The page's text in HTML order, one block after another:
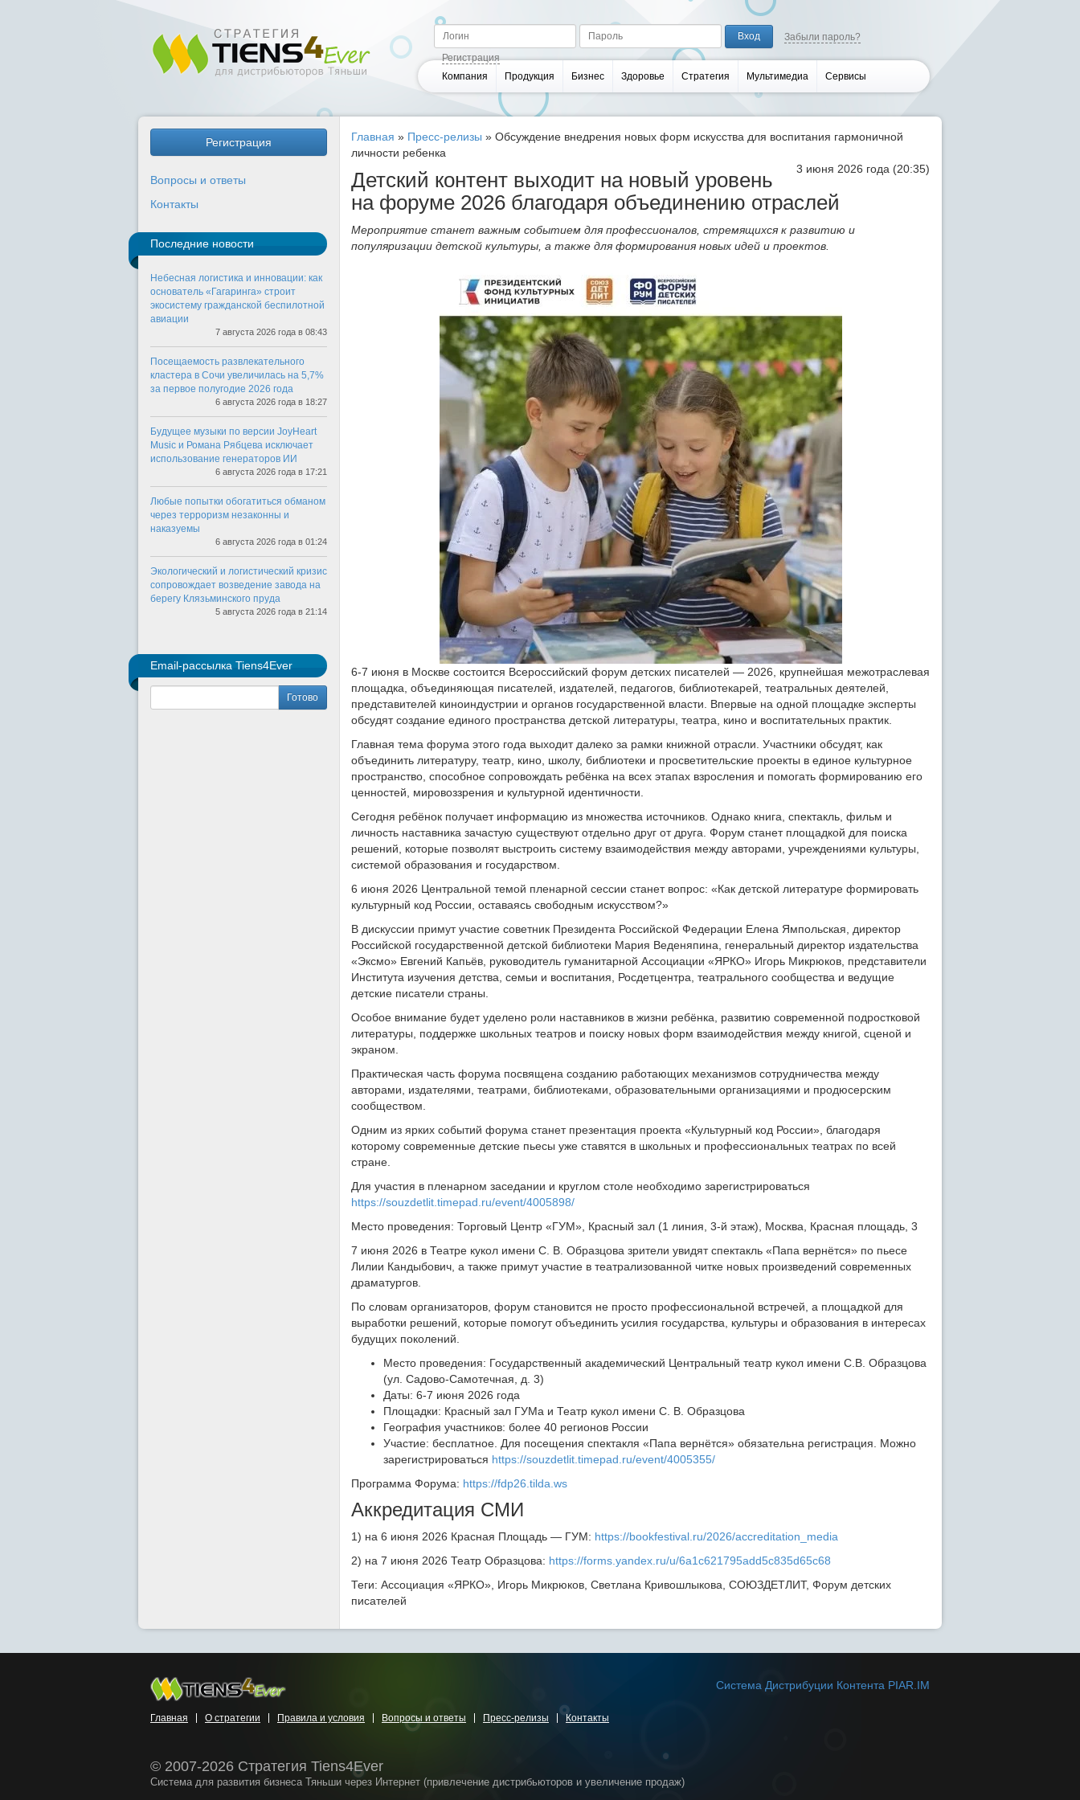
Забыли пароль?
Регистрация
Компания
Продукция Бизнес Здоровье Стратегия Мультимедиа Сервисы
Регистрация
Вопросы и ответы
Контакты
Последние новости
Небесная логистика и инновации: как
основатель «Гагаринга» строит
экосистему гражданской беспилотной
авиации
7 августа 2026 года в 08:43
Посещаемость развлекательного
кластера в Сочи увеличилась на 5,7%
за первое полугодие 2026 года
6 августа 2026 года в 18:27
Будущее музыки по версии JoyHeart
Music и Романа Рябцева исключает
использование генераторов ИИ
6 августа 2026 года в 17:21
Любые попытки обогатиться обманом
через терроризм незаконны и
наказуемы
6 августа 2026 года в 01:24
Экологический и логистический кризис
сопровождает возведение завода на
берегу Клязьминского пруда
5 августа 2026 года в 21:14
Email-рассылка Tiens4Ever
Готово
Главная » Пресс-релизы » Обсуждение внедрения новых форм искусства для воспитания гармоничной
личности ребенка
3 июня 2026 года (20:35)
Детский контент выходит на новый уровень
на форуме 2026 благодаря объединению отраслей
Мероприятие станет важным событием для профессионалов, стремящихся к развитию и
популяризации детской культуры, а также для формирования новых идей и проектов.
6-7 июня в Москве состоится Всероссийский форум детских писателей — 2026, крупнейшая межотраслевая
площадка, объединяющая писателей, издателей, педагогов, библиотекарей, театральных деятелей,
представителей киноиндустрии и органов государственной власти. Впервые на одной площадке эксперты
обсудят создание единого пространства детской литературы, театра, кино и воспитательных практик.
Главная тема форума этого года выходит далеко за рамки книжной отрасли. Участники обсудят, как
объединить литературу, театр, кино, школу, библиотеки и просветительские проекты в единое культурное
пространство, способное сопровождать ребёнка на всех этапах взросления и помогать формированию его
ценностей, мировоззрения и культурной идентичности.
Сегодня ребёнок получает информацию из множества источников. Однако книга, спектакль, фильм и
личность наставника зачастую существуют отдельно друг от друга. Форум станет площадкой для поиска
решений, которые позволят выстроить систему взаимодействия между авторами, учреждениями культуры,
системой образования и государством.
6 июня 2026 Центральной темой пленарной сессии станет вопрос: «Как детской литературе формировать
культурный код России, оставаясь свободным искусством?»
В дискуссии примут участие советник Президента Российской Федерации Елена Ямпольская, директор
Российской государственной детской библиотеки Мария Веденяпина, генеральный директор издательства
«Эксмо» Евгений Капьёв, руководитель гуманитарной Ассоциации «ЯРКО» Игорь Микрюков, представители
Института изучения детства, семьи и воспитания, Росдетцентра, театрального сообщества и ведущие
детские писатели страны.
Особое внимание будет уделено роли наставников в жизни ребёнка, развитию современной подростковой
литературы, поддержке школьных театров и поиску новых форм взаимодействия между книгой, сценой и
экраном.
Практическая часть форума посвящена созданию работающих механизмов сотрудничества между
авторами, издателями, театрами, библиотеками, образовательными организациями и продюсерским
сообществом.
Одним из ярких событий форума станет презентация проекта «Культурный код России», благодаря
которому современные детские пьесы уже ставятся в школьных и профессиональных театрах по всей
стране.
Для участия в пленарном заседании и круглом столе необходимо зарегистрироваться
https://souzdetlit.timepad.ru/event/4005898/
Место проведения: Торговый Центр «ГУМ», Красный зал (1 линия, 3-й этаж), Москва, Красная площадь, 3
7 июня 2026 в Театре кукол имени С. В. Образцова зрители увидят спектакль «Папа вернётся» по пьесе
Лилии Кандыбович, а также примут участие в театрализованной читке новых произведений современных
драматургов.
По словам организаторов, форум становится не просто профессиональной встречей, а площадкой для
выработки решений, которые помогут объединить усилия государства, культуры и образования в интересах
будущих поколений.
Место проведения: Государственный академический Центральный театр кукол имени С.В. Образцова
(ул. Садово-Самотечная, д. 3)
Даты: 6-7 июня 2026 года
Площадки: Красный зал ГУМа и Театр кукол имени С. В. Образцова
География участников: более 40 регионов России
Участие: бесплатное. Для посещения спектакля «Папа вернётся» обязательна регистрация. Можно
зарегистрироваться https://souzdetlit.timepad.ru/event/4005355/
Программа Форума: https://fdp26.tilda.ws
Аккредитация СМИ
1) на 6 июня 2026 Красная Площадь — ГУМ: https://bookfestival.ru/2026/accreditation_media
2) на 7 июня 2026 Театр Образцова: https://forms.yandex.ru/u/6a1c621795add5c835d65c68
Теги: Ассоциация «ЯРКО», Игорь Микрюков, Светлана Кривошлыкова, СОЮЗДЕТЛИТ, Форум детских
писателей
Система Дистрибуции Контента PIAR.IM
Главная О стратегии Правила и условия Вопросы и ответы Пресс-релизы Контакты
© 2007-2026 Стратегия Tiens4Ever
Система для развития бизнеса Тяньши через Интернет (привлечение дистрибьюторов и увеличение продаж)